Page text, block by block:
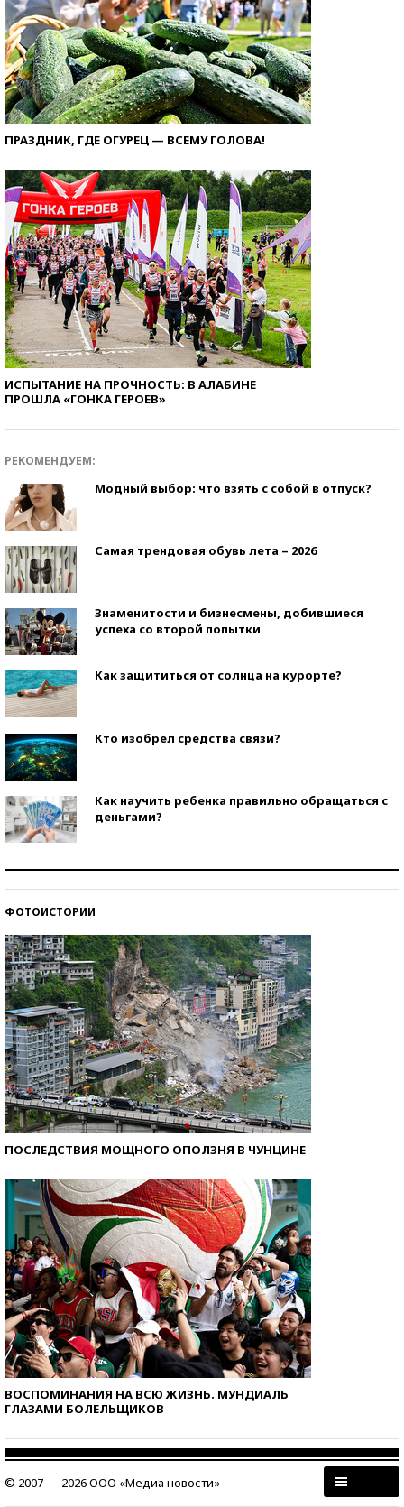
ПРАЗДНИК, ГДЕ ОГУРЕЦ — ВСЕМУ ГОЛОВА!
ИСПЫТАНИЕ НА ПРОЧНОСТЬ: В АЛАБИНЕ
ПРОШЛА «ГОНКА ГЕРОЕВ»
РЕКОМЕНДУЕМ:
Модный выбор: что взять с собой в отпуск?
Самая трендовая обувь лета – 2026
Знаменитости и бизнесмены, добившиеся
успеха со второй попытки
Как защититься от солнца на курорте?
Кто изобрел средства связи?
Как научить ребенка правильно обращаться с
деньгами?
ФОТОИСТОРИИ
ПОСЛЕДСТВИЯ МОЩНОГО ОПОЛЗНЯ В ЧУНЦИНЕ
ВОСПОМИНАНИЯ НА ВСЮ ЖИЗНЬ. МУНДИАЛЬ
ГЛАЗАМИ БОЛЕЛЬЩИКОВ
© 2007 — 2026 ООО «Медиа новости»